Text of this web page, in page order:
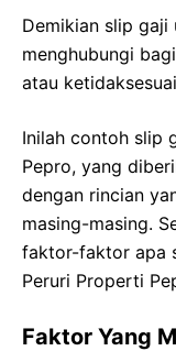
Demikian slip gaji
menghubungi
atau
Inilah contoh slip
Pepro, yang
dengan rincian
masing-masing.
faktor-faktor apa
Peruri Properti
Faktor Yang